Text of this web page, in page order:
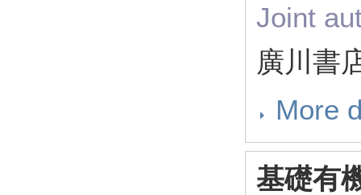
Joint
廣川書
More
基礎有